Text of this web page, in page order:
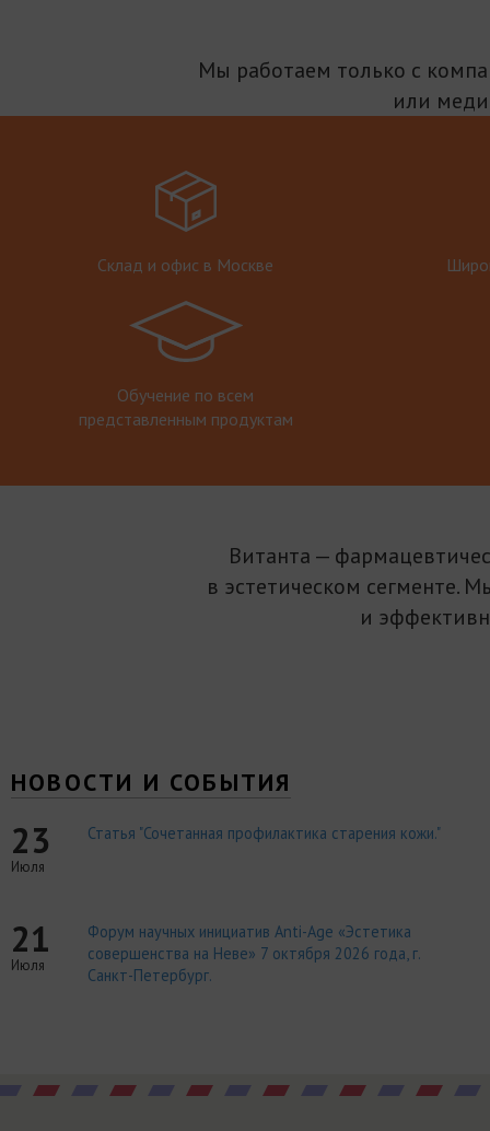
Мы работаем только с
или
Склад и офис в Москве
Обучение по всем
представленным продуктам
Витанта —
в эстетическом сегменте.
и
НОВОСТИ И СОБЫТИЯ
23
Июля
Статья "Сочетанная профилактика старения кожи."
21
Июля
Форум научных инициатив Anti-Age «Эстетика
совершенства на Неве» 7 октября 2026 года, г.
Санкт-Петербург.